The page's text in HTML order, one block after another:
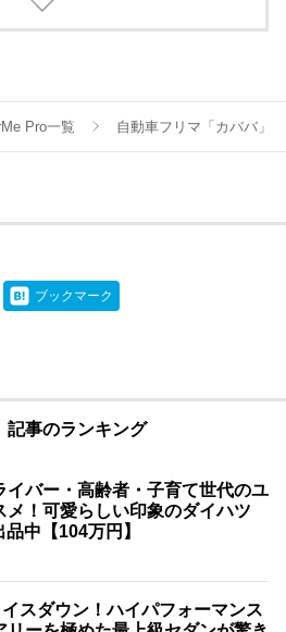
Pro一覧 自動車フリマ「カババ」
ブックマーク
記事のランキング
イバー・高齢者・子育て世代のユ
メ！可愛らしい印象のダイハツ
中【104万円】
スダウン！ハイパフォーマンス